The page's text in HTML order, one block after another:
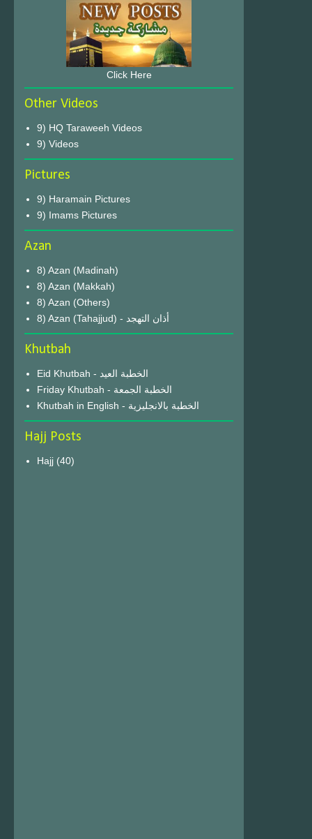
Click Here
Other Videos
9) HQ Taraweeh Videos
9) Videos
Pictures
9) Haramain Pictures
9) Imams Pictures
Azan
8) Azan (Madinah)
8) Azan (Makkah)
8) Azan (Others)
8) Azan (Tahajjud) - أذان التهجد
Khutbah
Eid Khutbah - الخطبة العيد
Friday Khutbah - الخطبة الجمعة
Khutbah in English - الخطبة بالانجليزية
Hajj Posts
Hajj (40)